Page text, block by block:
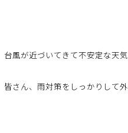
台風が近づいてきて不安定な天
皆さん、雨対策をしっかりして